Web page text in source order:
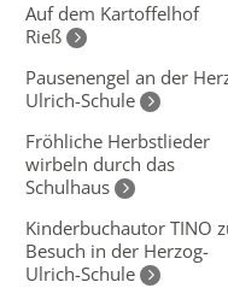
Auf dem Kartoffelhof
Rieß
Pausenengel an der
Ulrich-Schule
Fröhliche Herbstlieder
wirbeln durch das
Schulhaus
Kinderbuchautor TINO
Besuch in der Herzog-
Ulrich-Schule